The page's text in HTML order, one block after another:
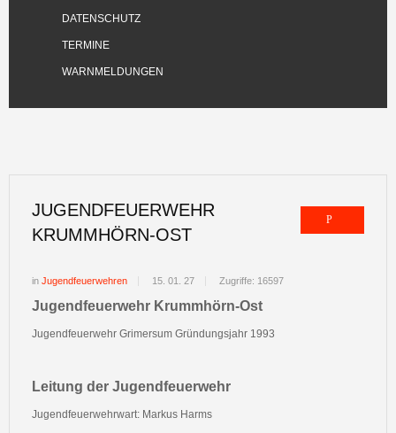
DATENSCHUTZ
TERMINE
WARNMELDUNGEN
JUGENDFEUERWEHR
KRUMMHÖRN-OST
in Jugendfeuerwehren 15. 01. 27 Zugriffe: 16597
Jugendfeuerwehr Krummhörn-Ost
Jugendfeuerwehr Grimersum Gründungsjahr 1993
Leitung der Jugendfeuerwehr
Jugendfeuerwehrwart: Markus Harms